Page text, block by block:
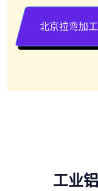
北京拉弯加
工业